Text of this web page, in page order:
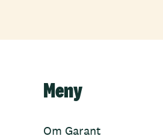
Meny
Om Garant